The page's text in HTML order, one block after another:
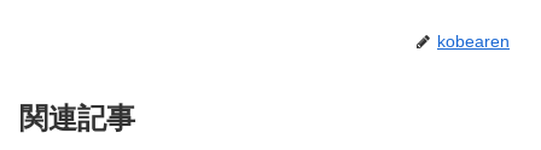
kobearen
関連記事